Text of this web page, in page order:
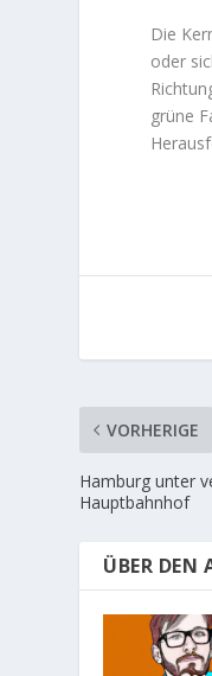
Die
oder
grüne
VORHERIGE
Hamburg unter
Hauptbahnhof
ÜBER DEN